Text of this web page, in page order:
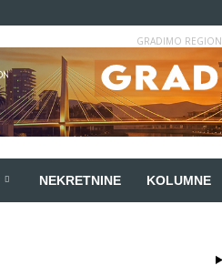
GRADIMO REGION
NEKRETNINE KOLUMNE